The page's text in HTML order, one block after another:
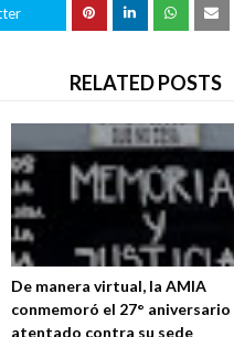
RELATED POSTS
De manera virtual, la AMIA
conmemoró el 27° aniversario
atentado contra su sede